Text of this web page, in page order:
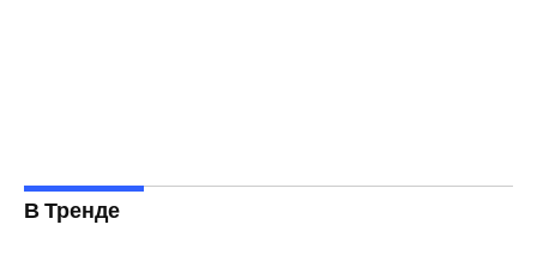
В Тренде